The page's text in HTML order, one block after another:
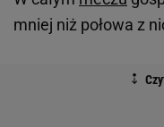
mniej niż połowa z